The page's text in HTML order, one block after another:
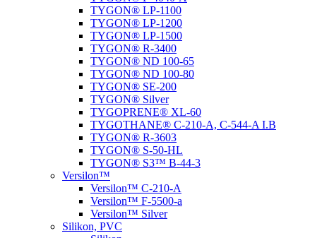
TYGON® LP-1100
TYGON® LP-1200
TYGON® LP-1500
TYGON® R-3400
TYGON® ND 100-65
TYGON® ND 100-80
TYGON® SE-200
TYGON® Silver
TYGOPRENE® XL-60
TYGOTHANE® C-210-A, C-544-A I.B
TYGON® R-3603
TYGON® S-50-HL
TYGON® S3™ B-44-3
Versilon™
Versilon™ C-210-A
Versilon™ F-5500-a
Versilon™ Silver
Silikon, PVC